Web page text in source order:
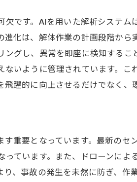
動の解体計画最適化
解体工事の精度向上
もたらす意思決定の改善
におけるデータ活用の可能性
もたらす新たな作業基準
導入による労働力の効率化
業風景をもたらす無人技術
隔操作が生む新たな可能性
です。AIを用いた解析システ
化は、解体作業の計画段階から
グし、異常を即座に検知する
いように管理されています。こ
躍的に向上させるだけでなく、
重要となっています。最新のセ
ています。また、ドローンによ
、事故の発生を未然に防ぎ、作